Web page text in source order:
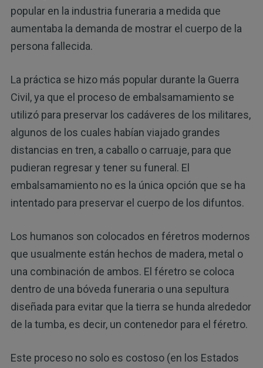
popular en la industria funeraria a medida que
aumentaba la demanda de mostrar el cuerpo de la
persona fallecida.
La práctica se hizo más popular durante la Guerra
Civil, ya que el proceso de embalsamamiento se
utilizó para preservar los cadáveres de los militares,
algunos de los cuales habían viajado grandes
distancias en tren, a caballo o carruaje, para que
pudieran regresar y tener su funeral. El
embalsamamiento no es la única opción que se ha
intentado para preservar el cuerpo de los difuntos.
Los humanos son colocados en féretros modernos
que usualmente están hechos de madera, metal o
una combinación de ambos. El féretro se coloca
dentro de una bóveda funeraria o una sepultura
diseñada para evitar que la tierra se hunda alrededor
de la tumba, es decir, un contenedor para el féretro.
Este proceso no solo es costoso (en los Estados